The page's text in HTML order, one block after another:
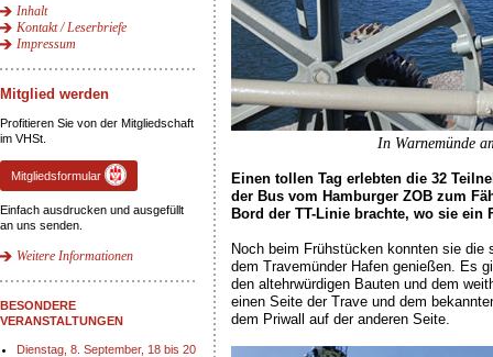
Inhalt
Kontakt / Leserbriefe
Impressum
Mitglied werden
Profitieren Sie von der Mitgliedschaft
im VHSt.
Mitgliedsformular
Einfach ausdrucken und ausgefüllt
an uns senden.
Weitere Informationen
BESONDERE
VERANSTALTUNGEN
Dienstag, 8. September, 18 bis 20
In Warnemünde
Einen tollen Tag erlebten die 32
der Bus vom Hamburger ZOB zum
Bord der TT-Linie brachte, wo sie ein
Noch beim Frühstücken konnten sie
dem Travemünder Hafen genießen. Es
den altehrwürdigen Bauten und dem
einen Seite der Trave und dem
dem Priwall auf der anderen Seite.